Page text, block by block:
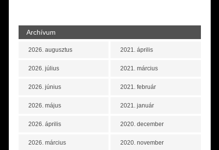
Archívum
2026. augusztus
2026. július
2026. június
2026. május
2026. április
2026. március
2021. április
2021. március
2021. február
2021. január
2020. december
2020. november